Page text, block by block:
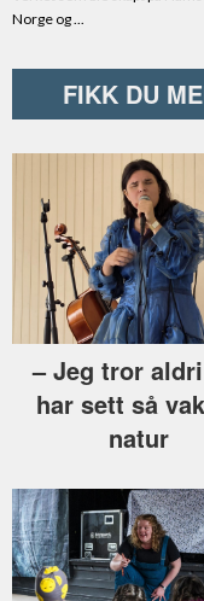
FIKK DU
–⁠ Jeg tror
har sett så
natur